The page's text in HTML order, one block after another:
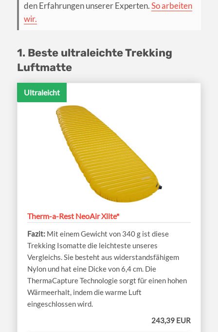
den Erfahrungen unserer Experten.So arbeiten
wir.
1. Beste ultraleichte Trekking
Luftmatte
Ultraleicht
Therm-a-Rest NeoAir Xlite*
Mit einem Gewicht von 340 g ist diese
Trekking Isomatte die leichteste unseres
Vergleichs. Sie besteht aus widerstandsfähigem
Nylon und hat eine Dicke von 6,4 cm. Die
ThermaCapture Technologie sorgt für einen hohen
Wärmeerhalt, indem die warme Luft
eingeschlossen wird.
243,39 EUR